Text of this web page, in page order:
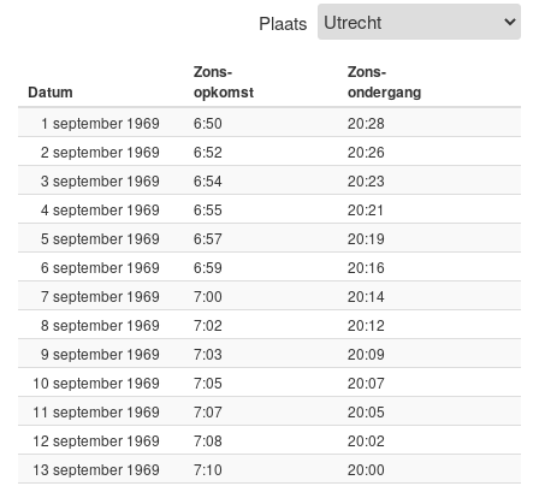
Plaats
Datum
Zons-
opkomst
Zons-
ondergang
1 september 1969 6:50
20:28
2 september 1969
6:52
20:26
3 september 1969
6:54
20:23
4 september 1969
6:55
20:21
5 september 1969
6:57
20:19
6 september 1969
6:59
20:16
7 september 1969
7:00
20:14
8 september 1969
7:02
20:12
9 september 1969
7:03
20:09
10 september 1969
7:05
20:07
11 september 1969
7:07
20:05
12 september 1969
7:08
20:02
13 september 1969
7:10
20:00